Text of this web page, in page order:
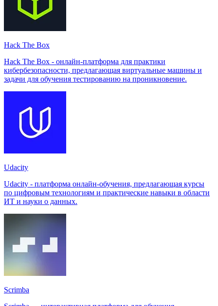
Hack The Box
Hack The Box - онлайн-платформа для практики
кибербезопасности, предлагающая виртуальные машины и
задачи для обучения тестированию на проникновение.
Udacity
Udacity - платформа онлайн-обучения, предлагающая курсы
по цифровым технологиям и практические навыки в области
ИТ и науки о данных.
Scrimba